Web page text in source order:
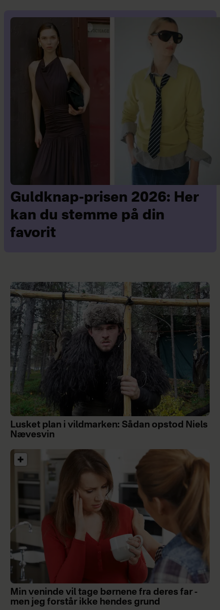
Guldknap-prisen 2026: Her
kan du stemme på din
favorit
Lusket plan i vildmarken: Sådan opstod Niels
Nævesvin
Min veninde vil tage børnene fra deres far -
men jeg forstår ikke hendes grund